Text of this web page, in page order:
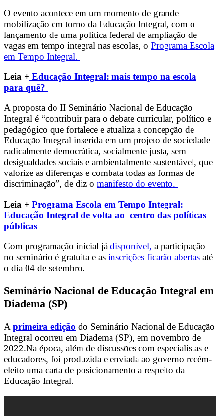
O evento acontece em um momento de grande
mobilização em torno da Educação Integral, com o
lançamento de uma política federal de ampliação de
vagas em tempo integral nas escolas, o Programa Escola
em Tempo Integral.
Leia + Educação Integral: mais tempo na escola
para quê?
A proposta do II Seminário Nacional de Educação
Integral é “contribuir para o debate curricular, político e
pedagógico que fortalece e atualiza a concepção de
Educação Integral inserida em um projeto de sociedade
radicalmente democrática, socialmente justa, sem
desigualdades sociais e ambientalmente sustentável, que
valorize as diferenças e combata todas as formas de
discriminação”, de diz o manifesto do evento.
Leia + Programa Escola em Tempo Integral:
Educação Integral de volta ao centro das políticas
públicas
Com programação inicial já disponível, a participação
no seminário é gratuita e as inscrições ficarão abertas até
o dia 04 de setembro.
Seminário Nacional de Educação Integral em
Diadema (SP)
A primeira edição do Seminário Nacional de Educação
Integral ocorreu em Diadema (SP), em novembro de
2022.Na época, além de discussões com especialistas e
educadores, foi produzida e enviada ao governo recém-
eleito uma carta de posicionamento a respeito da
Educação Integral.